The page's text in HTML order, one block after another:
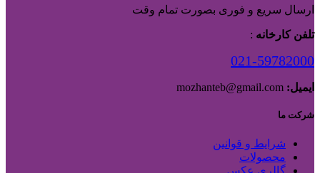
ارسال سریع و فوری بصورت تمام وقت
تلفن کارخانه :
021-59782000
ایمیل:
شرکت ما
شرایط و قوانین
محصولات
گالری عکس